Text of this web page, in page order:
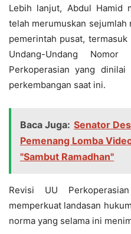
Lebih lanjut, Abdul Hamid
telah merumuskan
pemerintah pusat,
Undang-Undang
Perkoperasian yang
perkembangan saat ini.
Baca Juga: Senator
Pemenang Lomba
"Sambut Ramadhan"
Revisi UU
memperkuat landasan
norma yang selama ini